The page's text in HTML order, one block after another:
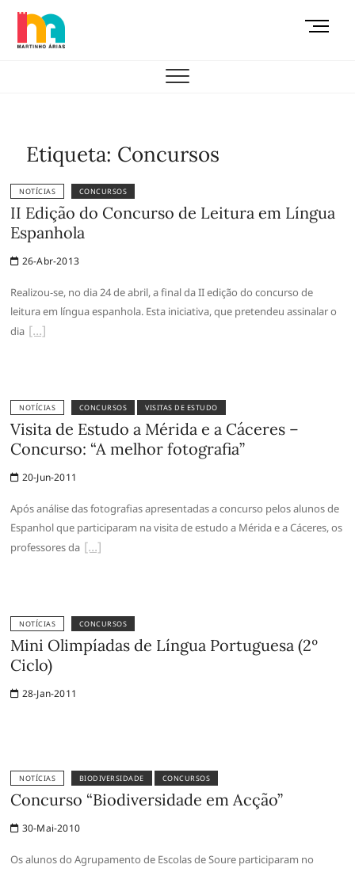
Skip
content
M
Etiqueta: Concursos
NOTÍCIAS CONCURSOS
II Edição do Concurso de Leitura em Língua
Espanhola
26-Abr-2013
Realizou-se, no dia 24 de abril, a final da II edição do concurso de
leitura em língua espanhola. Esta iniciativa, que pretendeu assinalar o
dia
NOTÍCIAS CONCURSOS VISITAS DE ESTUDO
Visita de Estudo a Mérida e a Cáceres –
Concurso: “A melhor fotografia”
20-Jun-2011
Após análise das fotografias apresentadas a concurso pelos alunos de
Espanhol que participaram na visita de estudo a Mérida e a Cáceres, os
professores da
NOTÍCIAS CONCURSOS
Mini Olimpíadas de Língua Portuguesa (2º
Ciclo)
28-Jan-2011
NOTÍCIAS BIODIVERSIDADE CONCURSOS
Concurso “Biodiversidade em Acção”
30-Mai-2010
Os alunos do Agrupamento de Escolas de Soure participaram no